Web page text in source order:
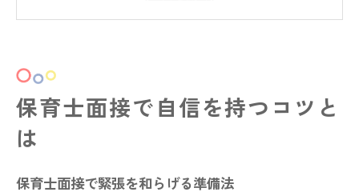
保育士面接合格へ面接対策の基本ポイント
よく聞かれる保育士面接質問への対応術
法
保育士面接で自信を持つコツと
は
保育士面接で緊張を和らげる準備法